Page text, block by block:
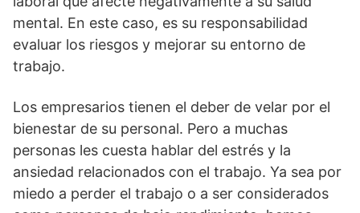
mental. En este caso, es su responsabilidad
evaluar los riesgos y mejorar su entorno de
trabajo.
Los empresarios tienen el deber de velar por el
bienestar de su personal. Pero a muchas
personas les cuesta hablar del estrés y la
ansiedad relacionados con el trabajo. Ya sea por
miedo a perder el trabajo o a ser considerados